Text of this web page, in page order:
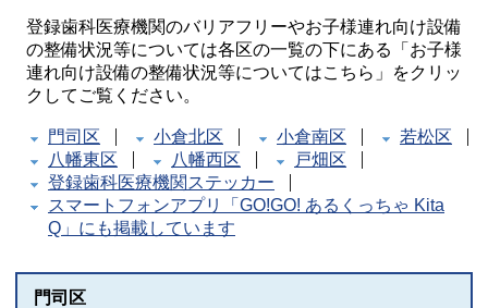
登録歯科医療機関のバリアフリーやお子様連れ向け設備
の整備状況等については各区の一覧の下にある「お子様
連れ向け設備の整備状況等についてはこちら」をクリッ
クしてご覧ください。
門司区 小倉北区 小倉南区
若松区
八幡東区
八幡西区
戸畑区
登録歯科医療機関ステッカー
スマートフォンアプリ「GO!GO! あるくっちゃ Kita
Q」にも掲載しています
門司区